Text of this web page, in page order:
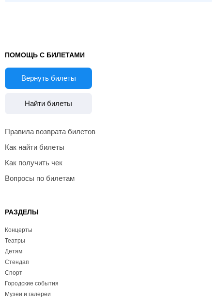
ПОМОЩЬ С БИЛЕТАМИ
Вернуть билеты
Найти билеты
Правила возврата билетов
Как найти билеты
Как получить чек
Вопросы по билетам
РАЗДЕЛЫ
Концерты
Театры
Детям
Стендап
Спорт
Городские события
Музеи и галереи